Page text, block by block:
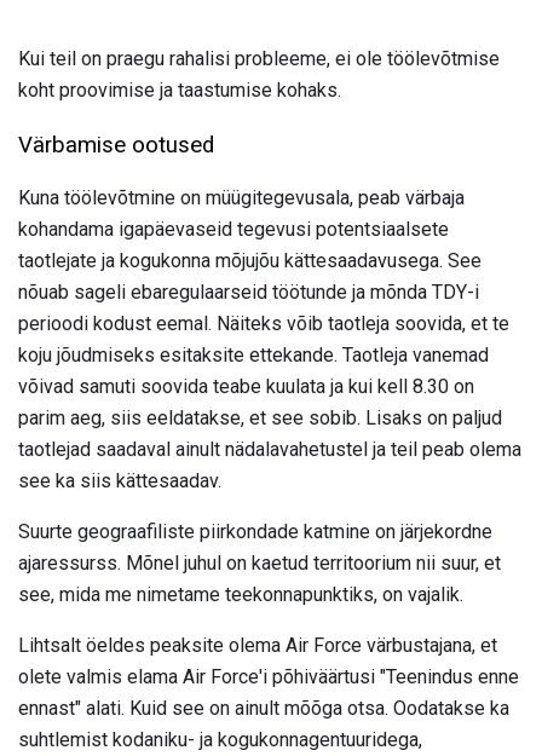
Kui teil on praegu rahalisi probleeme, ei ole töölevõtmise
koht proovimise ja taastumise kohaks.
Värbamise ootused
Kuna töölevõtmine on müügitegevusala, peab värbaja
kohandama igapäevaseid tegevusi potentsiaalsete
taotlejate ja kogukonna mõjujõu kättesaadavusega. See
nõuab sageli ebaregulaarseid töötunde ja mõnda TDY-i
perioodi kodust eemal. Näiteks võib taotleja soovida, et te
koju jõudmiseks esitaksite ettekande. Taotleja vanemad
võivad samuti soovida teabe kuulata ja kui kell 8.30 on
parim aeg, siis eeldatakse, et see sobib. Lisaks on paljud
taotlejad saadaval ainult nädalavahetustel ja teil peab olema
see ka siis kättesaadav.
Suurte geograafiliste piirkondade katmine on järjekordne
ajaressurss. Mõnel juhul on kaetud territoorium nii suur, et
see, mida me nimetame teekonnapunktiks, on vajalik.
Lihtsalt öeldes peaksite olema Air Force värbustajana, et
olete valmis elama Air Force'i põhiväärtusi "Teenindus enne
ennast" alati. Kuid see on ainult mõõga otsa. Oodatakse ka
suhtlemist kodaniku- ja kogukonnagentuuridega,